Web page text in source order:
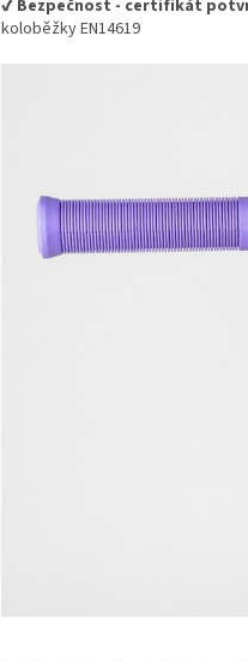
✔️ Bezpečnost - certifikát
koloběžky EN14619